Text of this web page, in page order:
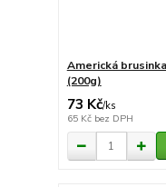
Americká
(200g)
73 Kč/ks
65 Kč bez DPH